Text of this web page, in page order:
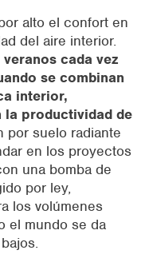
alto el confort en
del aire interior.
veranos cada vez
se combinan
interior,
la productividad de
por suelo radiante
en los proyectos
una bomba de
por ley,
los volúmenes
el mundo se da